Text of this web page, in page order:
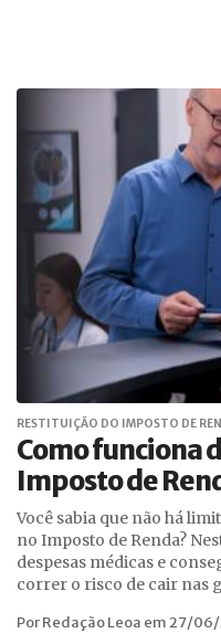
RESTITUIÇÃO DO IMPOSTO DE
Como funciona
Imposto de
Você sabia que não há
no Imposto de Renda?
despesas médicas e
correr o risco de cair nas
Por Redação Leoa em 27/